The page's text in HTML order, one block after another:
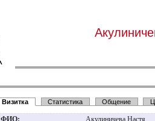
Визитка Статистика Общение
ФИО:
Акулиничева Настя